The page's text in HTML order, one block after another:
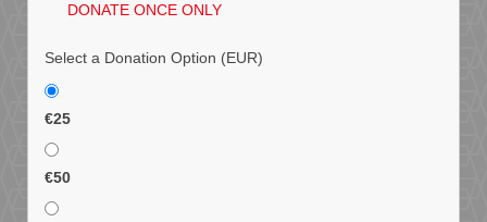
DONATE ONCE ONLY
Select a Donation Option (EUR)
€25
€50